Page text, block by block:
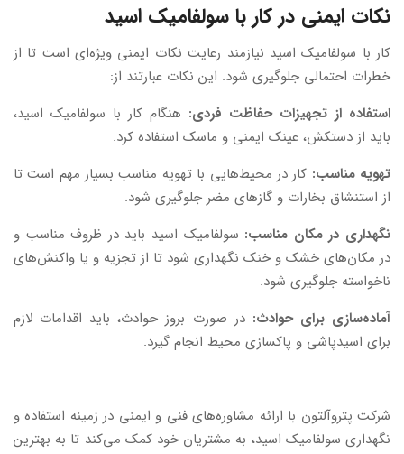
نکات ایمنی در کار با سولفامیک اسید
کار با سولفامیک اسید نیازمند رعایت نکات ایمنی ویژه‌ای است تا از
خطرات احتمالی جلوگیری شود. این نکات عبارتند از:
استفاده از تجهیزات حفاظت فردی: هنگام کار با سولفامیک اسید،
باید از دستکش، عینک ایمنی و ماسک استفاده کرد.
تهویه مناسب: کار در محیط‌هایی با تهویه مناسب بسیار مهم است تا
از استنشاق بخارات و گازهای مضر جلوگیری شود.
نگهداری در مکان مناسب: سولفامیک اسید باید در ظروف مناسب و
در مکان‌های خشک و خنک نگهداری شود تا از تجزیه و یا واکنش‌های
ناخواسته جلوگیری شود.
آماده‌سازی برای حوادث: در صورت بروز حوادث، باید اقدامات لازم
برای اسیدپاشی و پاکسازی محیط انجام گیرد.
شرکت پتروآلتون با ارائه مشاوره‌های فنی و ایمنی در زمینه استفاده و
نگهداری سولفامیک اسید، به مشتریان خود کمک می‌کند تا به بهترین